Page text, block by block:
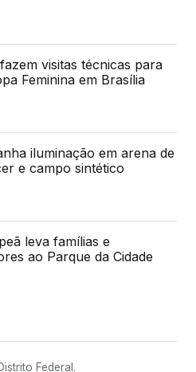
visitas técnicas para
Feminina em Brasília
iluminação em arena de
e campo sintético
leva famílias e
ao Parque da Cidade
Federal.